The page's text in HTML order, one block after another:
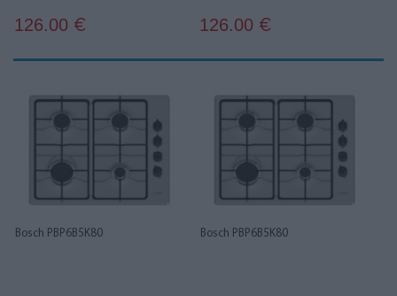
126.00 € 126.00 €
Bosch PBP6B5K80 Bosch PBP6B5K80